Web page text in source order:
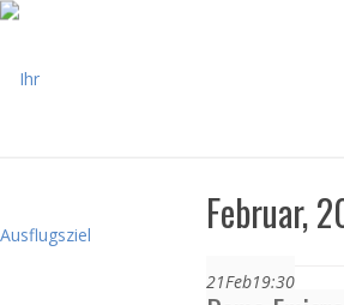
Februar,
21Feb19:30